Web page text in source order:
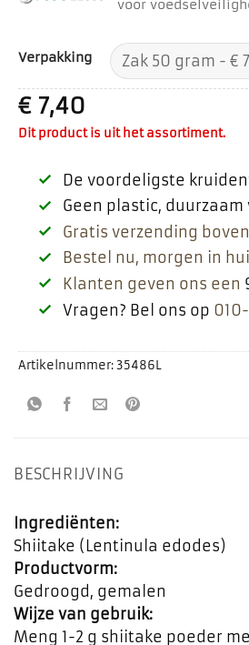
voor
Verpakking
€7,40
Dit product is uit het assortiment.
De voordeligste
Geen plastic,
Gratis verzending
Bestel nu, morgen in
Klanten geven ons een
Vragen? Bel ons op
Artikelnummer:35486L
BESCHRIJVING
Ingrediënten:
Shiitake (Lentinula edodes)
Productvorm:
Gedroogd, gemalen
Wijze van gebruik:
Meng 1-2 g shiitake poeder